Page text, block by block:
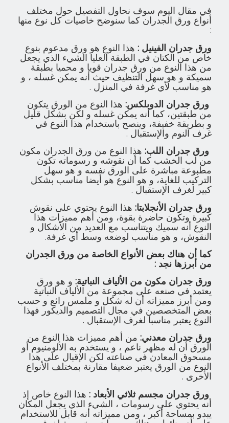
في مقال اليوم سوف نحاول التفصيل حول مختلف
أنواع ورق الجدران كما سنوضح خاصيات كل نوع منها
:
ورق جدران الفينيل :هذا النوع هو ورق مدعوم بنوع
خاص من الكتان في الطبقة العليا الشيء الذي يجعل
من هذا النوع من ورق جدران قويا و محميا بطبقة
سميكة و هو سهل التنظيف حيث أنه يمكن غسله ، و
هو مناسب لأي غرفة في المنزل .
ورق جدران الدوبلكس:هذا النوع من الورق يتكون
من طبقتين، كما أنه يمكن غسله و لكن بشكل قليل
و بطريقة خفيفة، وينصح باستخدام هذا النوع في
غرف النوم والإستقبال .
ورق جدران اللب:هذا النوع من ورق الجدران مكون
من لب الخشب كما أن نقوشه و رسوماته تكون
مطبوعة مباشرة على الورق نفسه و هو سهل
التركيب للغاية، و هو النوع هو أيضا مناسب بشكل
كبير لغرف الإستقبال .
ورق جدران الأنجلابتا:هذا النوع يحتوي على نقوش
كبيرة وتكون حاضرة بقوة، ومن أهم مميزات هذا
النوع أنه سميك ويتناسب مع العديد من الأشكال و
النقوش، و هو مناسب لوضعه وسط أي غرفة.
كما أن هناك بعض الأنواع الخاصة من ورق الجدران
من أبرزها نجد :
ورق جدران مكون من الألياف النباتية:و هو ورق
يعتمد في صنعه على مجموعة من الألياف النباتية
ومن أبرز مميزاته أن له شكل و ملمس رائع و حسب
بعض المتخصصين في مجال التصميم والديكور فهذا
النوع يعتبر مناسبا لغرف الإستقبال .
ورق جدران معدني:من أهم مميزات هذا النوع من
الورق أن له مظهر ناعم ، و يستخدم به الألومنيوم أو
مسحوق المعادن في صناعته لكن الإقبال على هذا
النوع من الورق يعتبر ضعيفا مقارنة بمختلف الأنواع
الأخرى .
ورق جدران مجسم ثلاثي الأبعاد :هذا النوع خاص إذ
أنه يحتوي على رسومات ، الشيء الذي يجعل المكان
يبدو بمساحة أكبر ، ومن مميزاته أنه قابل للاستخدام